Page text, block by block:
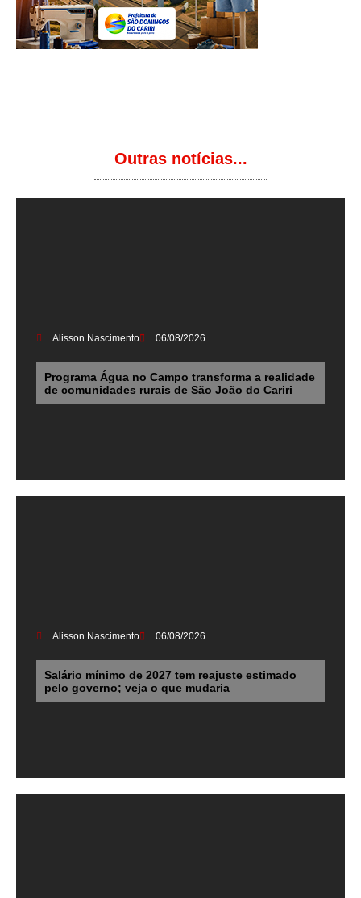
Outras notícias...
Alisson Nascimento 06/08/2026
Programa Água no Campo transforma a realidade
de comunidades rurais de São João do Cariri
Alisson Nascimento 06/08/2026
Salário mínimo de 2027 tem reajuste estimado
pelo governo; veja o que mudaria